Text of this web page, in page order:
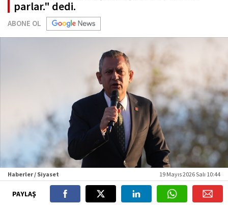
parlar." dedi.
ABONE OL
Haberler / Siyaset 19 Mayıs 2026 Salı 10:44
PAYLAŞ